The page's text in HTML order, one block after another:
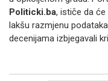
Politicki.ba, ističe da
lakšu razmjenu
decenijama izbjegavali